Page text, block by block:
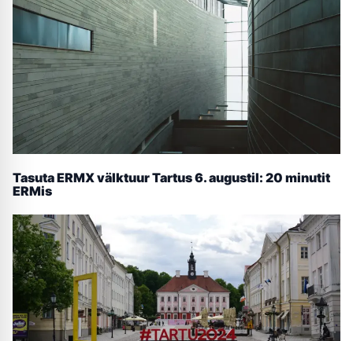
Tasuta ERMX välktuur Tartus 6. augustil: 20 minutit
ERMis